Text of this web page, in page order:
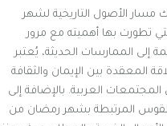
الأصول التاريخية لشهر
تطورت بها أهميته مع مرور
إلى الممارسات الحديثة، يُعتبر
المعقدة بين الإيمان والثقافة
المجتمعات العربية. بالإضافة إلى
المرتبطة بشهر رمضان من